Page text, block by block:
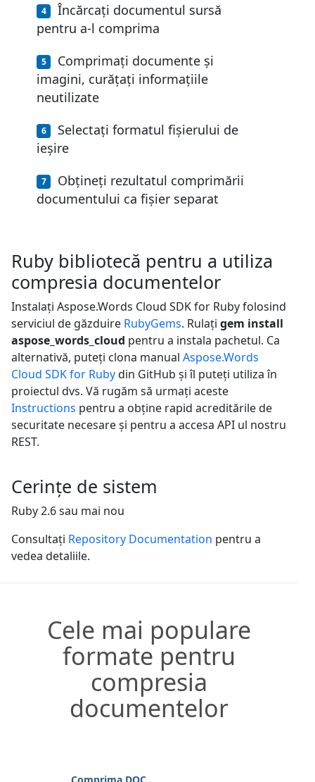
Încărcați documentul sursă
pentru a-l comprima
Comprimați documente și
imagini, curățați informațiile
neutilizate
Selectați formatul fișierului de
ieșire
Obțineți rezultatul comprimării
documentului ca fișier separat
Ruby bibliotecă pentru a utiliza
compresia documentelor
Instalați Aspose.Words Cloud SDK for Ruby folosind
serviciul de găzduire RubyGems. Rulați gem install
aspose_words_cloud pentru a instala pachetul. Ca
alternativă, puteți clona manual Aspose.Words
Cloud SDK for Rubydin GitHub și îl puteți utiliza în
proiectul dvs. Vă rugăm să urmați aceste
Instructions pentru a obține rapid acreditările de
securitate necesare și pentru a accesa API ul nostru
REST.
Cerințe de sistem
Ruby 2.6 sau mai nou
Consultați Repository Documentation pentru a
vedea detaliile.
Cele mai populare
formate pentru
compresia
documentelor